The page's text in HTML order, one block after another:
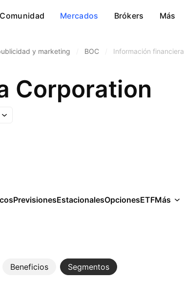
Comunidad Mercados Brókers Más
y marketing BOC Información financiera
Corporation
PrevisionesEstacionalesOpcionesETFMás
Beneficios Segmentos